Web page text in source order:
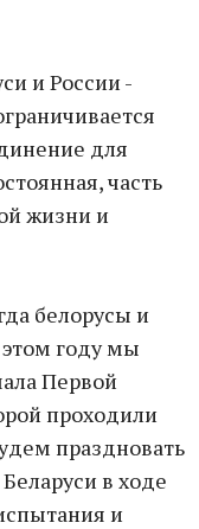
и России -
для
часть
жизни и
белорусы и
году мы
Первой
проходили
праздновать
в ходе
и